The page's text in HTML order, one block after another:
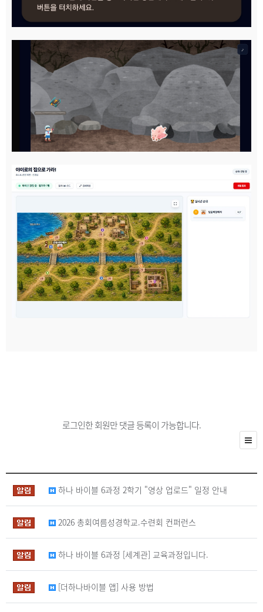
로그인한 회원만 댓글 등록이 가능합니다.
하나 바이블 6과정 2학기 "영상 업로드" 일정 안내
2026 총회여름성경학교.수련회 컨퍼런스
하나 바이블 6과정 [세계관] 교육과정입니다.
[더하나바이블 앱] 사용 방법